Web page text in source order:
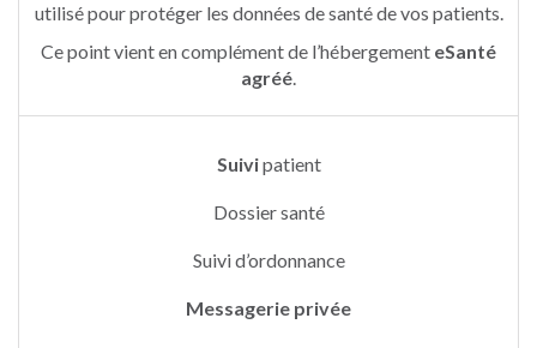
utilisé pour protéger les données de santé de vos patients.
Ce point vient en complément de l’hébergement eSanté
agréé.
Suivipatient
Dossier santé
Suivi d’ordonnance
Messagerie privée